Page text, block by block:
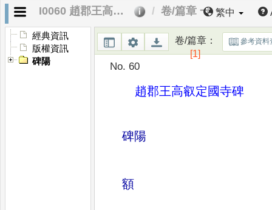
I0060 趙郡王高叡定國寺碑 卷/篇章 一 繁中
經典資訊
版權資訊
碑陽
卷/篇章：
[1]
參考資料
No. 60
趙郡王高叡定國寺碑
碑陽
額